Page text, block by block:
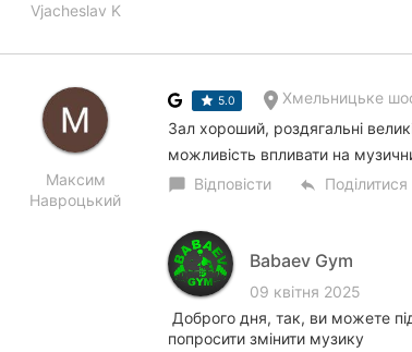
Vjacheslav K
Максим
Навроцький
5.0 Хмельницьке
Зал хороший, роздягальні
можливість впливати на
chat_bubble Відповісти reply Поділитися
Babaev Gym
09 квітня 2025
Доброго дня, так, ви можете
попросити змінити музику